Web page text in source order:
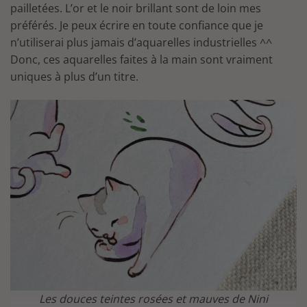
pailletées. L’or et le noir brillant sont de loin mes
préférés. Je peux écrire en toute confiance que je
n’utiliserai plus jamais d’aquarelles industrielles ^^
Donc, ces aquarelles faites à la main sont vraiment
uniques à plus d’un titre.
Les douces teintes rosées et mauves de Nini